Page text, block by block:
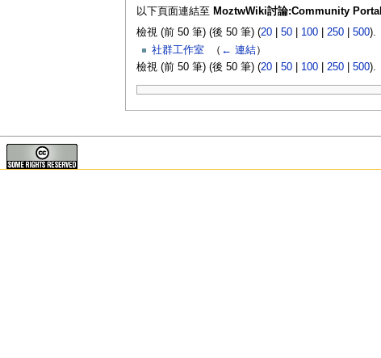
以下頁面連結至 MoztwWiki討論:Community Portal
檢視 (前 50 筆) (後 50 筆) (20| 50| 100| 250| 500).
社群工作室‎ （ ← 連結）
檢視 (前 50 筆) (後 50 筆) (20| 50| 100| 250| 500).